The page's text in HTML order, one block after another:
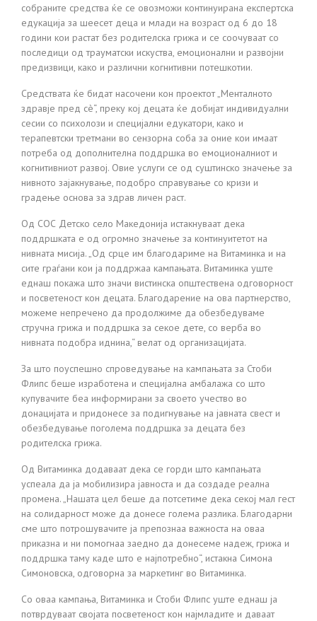
собраните средства ќе се овозможи континуирана експертска
едукација за шеесет деца и млади на возраст од 6 до 18
години кои растат без родителска грижа и се соочуваат со
последици од трауматски искуства, емоционални и развојни
предизвици, како и различни когнитивни потешкотии.
Средствата ќе бидат насочени кон проектот „Менталното
здравје пред сè“, преку кој децата ќе добијат индивидуални
сесии со психолози и специјални едукатори, како и
терапевтски третмани во сензорна соба за оние кои имаат
потреба од дополнителна поддршка во емоционалниот и
когнитивниот развој. Овие услуги се од суштинско значење за
нивното зајакнување, подобро справување со кризи и
градење основа за здрав личен раст.
Од СОС Детско село Македонија истакнуваат дека
поддршката е од огромно значење за континуитетот на
нивната мисија. „Од срце им благодариме на Витаминка и на
сите граѓани кои ја поддржаа кампањата. Витаминка уште
еднаш покажа што значи вистинска општествена одговорност
и посветеност кон децата. Благодарение на ова партнерство,
можеме непречено да продолжиме да обезбедуваме
стручна грижа и поддршка за секое дете, со верба во
нивната подобра иднина,“ велат од организацијата.
За што поуспешно спроведување на кампањата за Стоби
Флипс беше изработена и специјална амбалажа со што
купувачите беа информирани за своето учество во
донацијата и придонесе за подигнување на јавната свест и
обезбедување поголема поддршка за децата без
родителска грижа.
Од Витаминка додаваат дека се горди што кампањата
успеала да ја мобилизира јавноста и да создаде реална
промена. „Нашата цел беше да потсетиме дека секој мал гест
на солидарност може да донесе голема разлика. Благодарни
сме што потрошувачите ја препознаа важноста на оваа
приказна и ни помогнаа заедно да донесеме надеж, грижа и
поддршка таму каде што е најпотребно“, истакна Симона
Симоновска, одговорна за маркетинг во Витаминка.
Со оваа кампања, Витаминка и Стоби Флипс уште еднаш ја
потврдуваат својата посветеност кон најмладите и даваат